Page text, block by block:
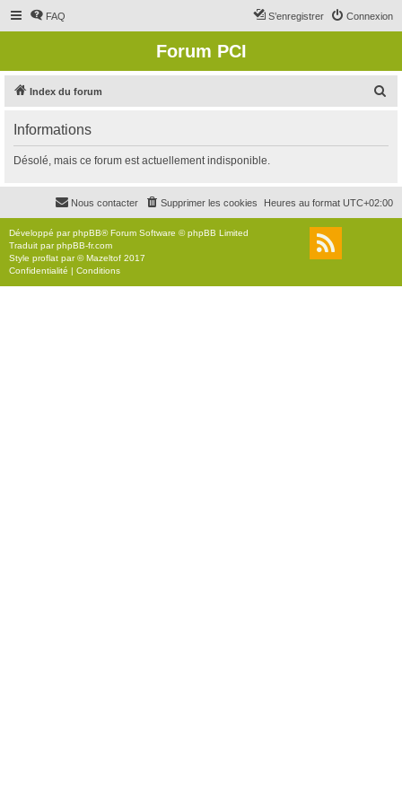
FAQ Connexion
S’enregistrer
Forum PCI
Index du forum
r
c
r
Informations
Désolé, mais ce forum est actuellement indisponible.
Heures au format UTC+02:00
Supprimer les cookies
Nous contacter
Développé parphpBB® Forum Software © phpBB Limited
Traduit parphpBB-fr.com
Style proflat par ©Mazeltof 2017
Confidentialité | Conditions